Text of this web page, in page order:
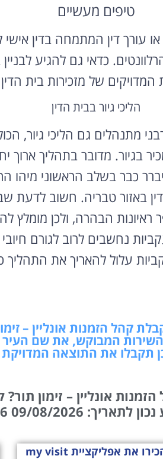
טיפים מעשיים
עורך דין המתמחה בדין
כדאי גם להגיע לבניין
של מזכירות בית
הליכי גיור בבית הדין
מתנהלים גם הליכי גיור,
בגיור. מדובר בתהליך ארוך
כבר בשלב הראשוני מיהו
באזור טבריה. חשוב לדעת
הבהרה, ולכן מומלץ
נחשבים לרוב לגורם
עלול להאריך את התהליך
קהל הזמנות אונליין –
המבוקש, את שם
תקבלו את התוצאה המדויקת
אונליין – זימון
09/08/2026 09:46 שמחנו לעזור!
הכירו את אפליקציית my visit